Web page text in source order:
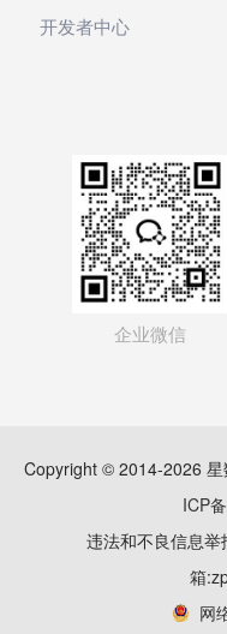
开发者中心
企业微信
Copyright © 2014-2026
ICP
违法和不良信息
箱
网